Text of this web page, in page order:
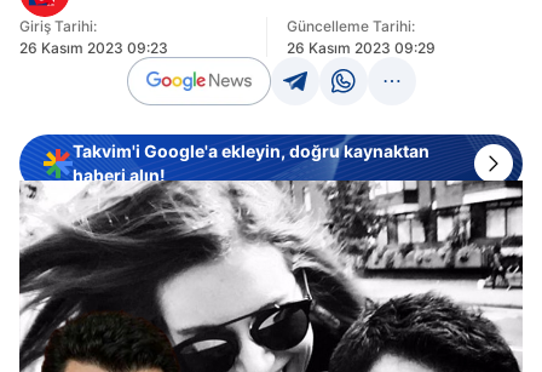
Giriş Tarihi:
26 Kasım 2023 09:23
Güncelleme Tarihi:
26 Kasım 2023 09:29
Takvim'i Google'a ekleyin, doğru kaynaktan
haberi alın!